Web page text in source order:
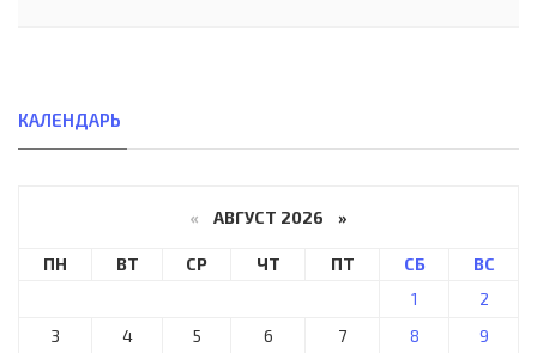
КАЛЕНДАРЬ
« АВГУСТ 2026 »
ПН ВТ СР ЧТ ПТ СБ
ВС
1
2
3
4 5 6 7 8
9